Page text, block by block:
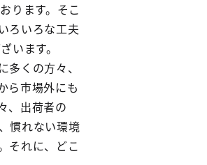
ります。そこ
ろいろな工夫
います。
くの方々、
ら市場外にも
、出荷者の
慣れない環境
それに、どこ